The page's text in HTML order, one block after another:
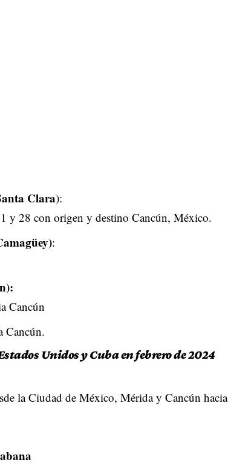
Clara):
y 28 con origen y destino Cancún, México.
:
Cancún
Cancún.
Unidos y Cuba en febrero de 2024
la Ciudad de México, Mérida y Cancún hacia